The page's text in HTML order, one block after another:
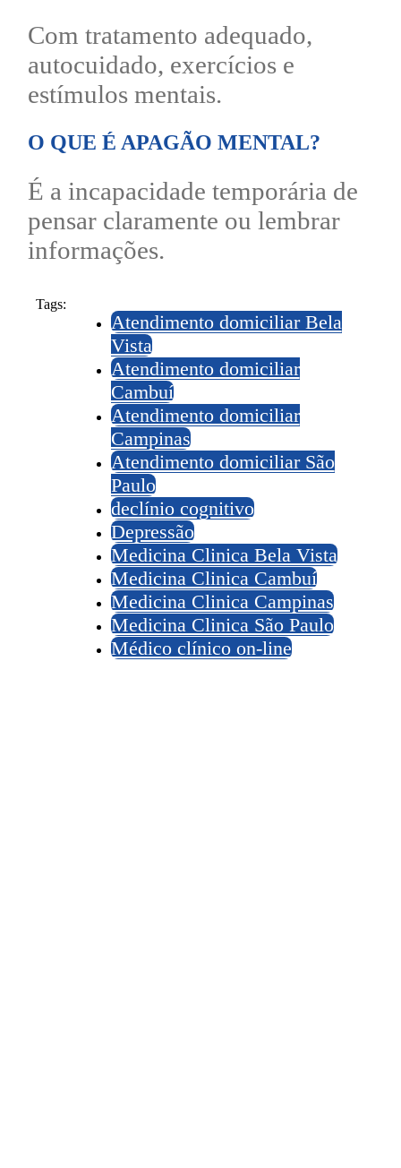
Com tratamento adequado,
autocuidado, exercícios e
estímulos mentais.
O QUE É APAGÃO MENTAL?
É a incapacidade temporária de
pensar claramente ou lembrar
informações.
Tags:
Atendimento domiciliar Bela
Vista
Atendimento domiciliar
Cambuí
Atendimento domiciliar
Campinas
Atendimento domiciliar São
Paulo
declínio cognitivo
Depressão
Medicina Clinica Bela Vista
Medicina Clinica Cambuí
Medicina Clinica Campinas
Medicina Clinica São Paulo
Médico clínico on-line